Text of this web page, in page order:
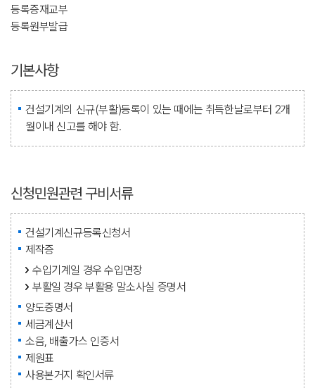
등록증재교부
등록원부발급
기본사항
건설기계의 신규(부활)등록이 있는 때에는 취득한날로부터 2개
월이내 신고를 해야 함.
신청민원관련 구비서류
건설기계신규등록신청서
제작증
수입기계일 경우 수입면장
부활일 경우 부활용 말소사실 증명서
양도증명서
세금계산서
소음, 배출가스 인증서
제원표
사용본거지 확인서류